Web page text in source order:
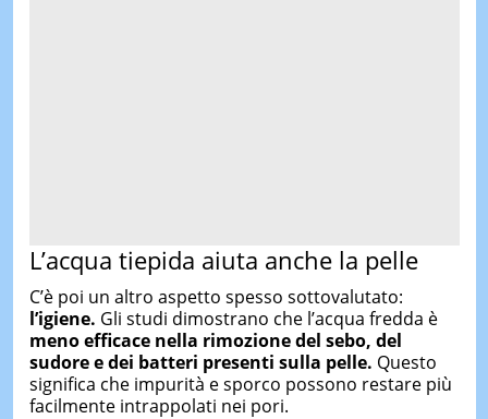
L’acqua tiepida aiuta anche la pelle
C’è poi un altro aspetto spesso sottovalutato:
l’igiene. Gli studi dimostrano che l’acqua fredda è
meno efficace nella rimozione del sebo, del
sudore e dei batteri presenti sulla pelle. Questo
significa che impurità e sporco possono restare più
facilmente intrappolati nei pori.